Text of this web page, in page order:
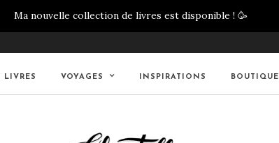
Ma nouvelle collection de livres est disponible ! 🥳
LIVRES VOYAGES INSPIRATIONS BOUTIQUE